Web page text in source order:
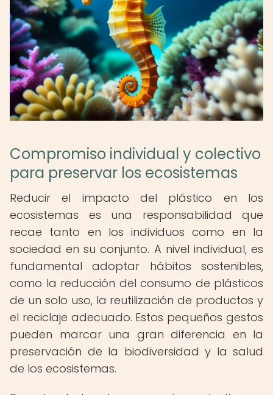
Compromiso individual y colectivo
para preservar los ecosistemas
Reducir el impacto del plástico en los
ecosistemas es una responsabilidad que
recae tanto en los individuos como en la
sociedad en su conjunto. A nivel individual, es
fundamental adoptar hábitos sostenibles,
como la reducción del consumo de plásticos
de un solo uso, la reutilización de productos y
el reciclaje adecuado. Estos pequeños gestos
pueden marcar una gran diferencia en la
preservación de la biodiversidad y la salud
de los ecosistemas.